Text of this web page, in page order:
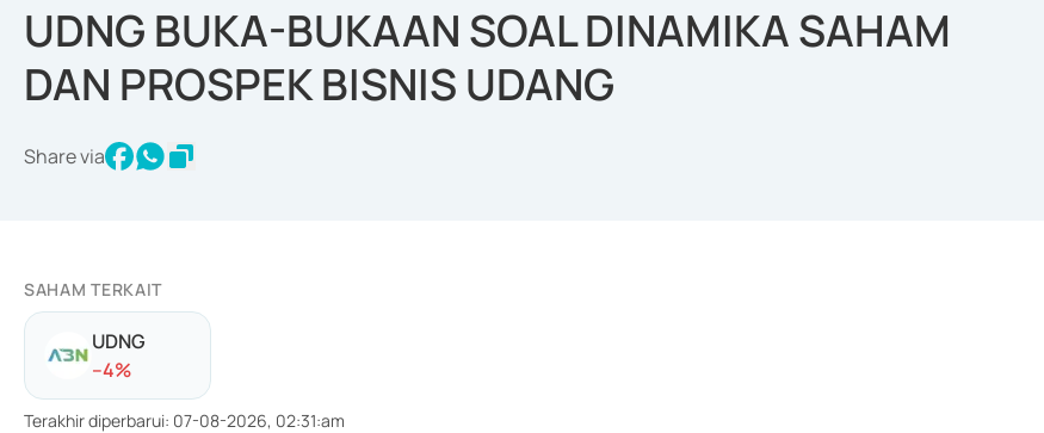
UDNG BUKA-BUKAAN SOAL DINAMIKA SAHAM
DAN PROSPEK BISNIS UDANG
Share via
SAHAM TERKAIT
UDNG
--4%
Terakhir diperbarui: 07-08-2026, 02:31:am